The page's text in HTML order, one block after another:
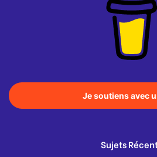
Je soutiens avec
Sujets